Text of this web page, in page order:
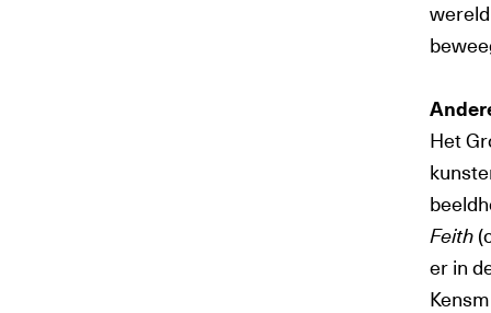
Het
Feith
er in